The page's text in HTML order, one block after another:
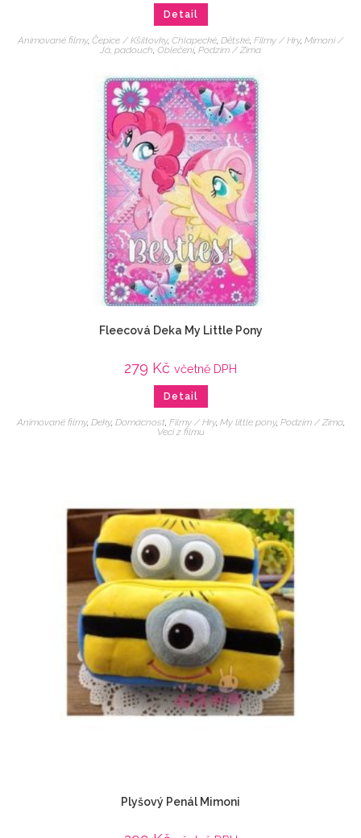
Detail
Animované filmy, Čepice / Kšiltovky, Chlapecké Dětské Filmy / Hry, Mimoni /
Já, padouch Oblečení, Podzim / Zima
Fleecová Deka My Little Pony
279 Kč včetně DPH
Detail
Animované filmy, Deky, Domácnost, Filmy / Hry, My little pony, Podzim / Zima,
Veci z filmu
Plyšový Penál Mimoni